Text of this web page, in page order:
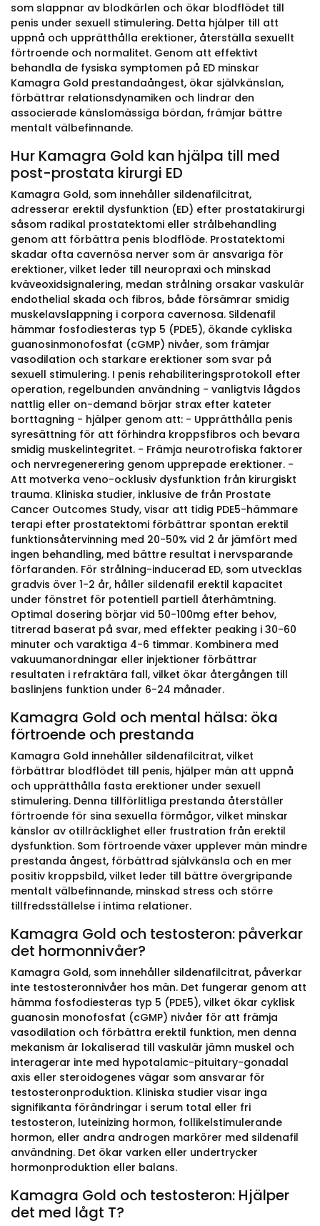
som slappnar av blodkärlen och ökar blodflödet till
penis under sexuell stimulering. Detta hjälper till att
uppnå och upprätthålla erektioner, återställa sexuellt
förtroende och normalitet. Genom att effektivt
behandla de fysiska symptomen på ED minskar
Kamagra Gold prestandaångest, ökar självkänslan,
förbättrar relationsdynamiken och lindrar den
associerade känslomässiga bördan, främjar bättre
mentalt välbefinnande.
Hur Kamagra Gold kan hjälpa till med
post-prostata kirurgi ED
Kamagra Gold, som innehåller sildenafilcitrat,
adresserar erektil dysfunktion (ED) efter prostatakirurgi
såsom radikal prostatektomi eller strålbehandling
genom att förbättra penis blodflöde. Prostatektomi
skadar ofta cavernösa nerver som är ansvariga för
erektioner, vilket leder till neuropraxi och minskad
kväveoxidsignalering, medan strålning orsakar vaskulär
endothelial skada och fibros, både försämrar smidig
muskelavslappning i corpora cavernosa. Sildenafil
hämmar fosfodiesteras typ 5 (PDE5), ökande cykliska
guanosinmonofosfat (cGMP) nivåer, som främjar
vasodilation och starkare erektioner som svar på
sexuell stimulering. I penis rehabiliteringsprotokoll efter
operation, regelbunden användning - vanligtvis lågdos
nattlig eller on-demand börjar strax efter kateter
borttagning - hjälper genom att: - Upprätthålla penis
syresättning för att förhindra kroppsfibros och bevara
smidig muskelintegritet. - Främja neurotrofiska faktorer
och nervregenerering genom upprepade erektioner. -
Att motverka veno-ocklusiv dysfunktion från kirurgiskt
trauma. Kliniska studier, inklusive de från Prostate
Cancer Outcomes Study, visar att tidig PDE5-hämmare
terapi efter prostatektomi förbättrar spontan erektil
funktionsåtervinning med 20-50% vid 2 år jämfört med
ingen behandling, med bättre resultat i nervsparande
förfaranden. För strålning-inducerad ED, som utvecklas
gradvis över 1-2 år, håller sildenafil erektil kapacitet
under fönstret för potentiell partiell återhämtning.
Optimal dosering börjar vid 50-100mg efter behov,
titrerad baserat på svar, med effekter peaking i 30-60
minuter och varaktiga 4-6 timmar. Kombinera med
vakuumanordningar eller injektioner förbättrar
resultaten i refraktära fall, vilket ökar återgången till
baslinjens funktion under 6-24 månader.
Kamagra Gold och mental hälsa: öka
förtroende och prestanda
Kamagra Gold innehåller sildenafilcitrat, vilket
förbättrar blodflödet till penis, hjälper män att uppnå
och upprätthålla fasta erektioner under sexuell
stimulering. Denna tillförlitliga prestanda återställer
förtroende för sina sexuella förmågor, vilket minskar
känslor av otillräcklighet eller frustration från erektil
dysfunktion. Som förtroende växer upplever män mindre
prestanda ångest, förbättrad självkänsla och en mer
positiv kroppsbild, vilket leder till bättre övergripande
mentalt välbefinnande, minskad stress och större
tillfredsställelse i intima relationer.
Kamagra Gold och testosteron: påverkar
det hormonnivåer?
Kamagra Gold, som innehåller sildenafilcitrat, påverkar
inte testosteronnivåer hos män. Det fungerar genom att
hämma fosfodiesteras typ 5 (PDE5), vilket ökar cyklisk
guanosin monofosfat (cGMP) nivåer för att främja
vasodilation och förbättra erektil funktion, men denna
mekanism är lokaliserad till vaskulär jämn muskel och
interagerar inte med hypotalamic-pituitary-gonadal
axis eller steroidogenes vägar som ansvarar för
testosteronproduktion. Kliniska studier visar inga
signifikanta förändringar i serum total eller fri
testosteron, luteinizing hormon, follikelstimulerande
hormon, eller andra androgen markörer med sildenafil
användning. Det ökar varken eller undertrycker
hormonproduktion eller balans.
Kamagra Gold och testosteron: Hjälper
det med lågt T?